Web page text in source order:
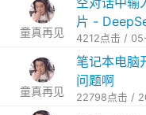
童真再见
片 -
4212点击 /
童真再见
笔记本电脑
问题啊
22798点击 /